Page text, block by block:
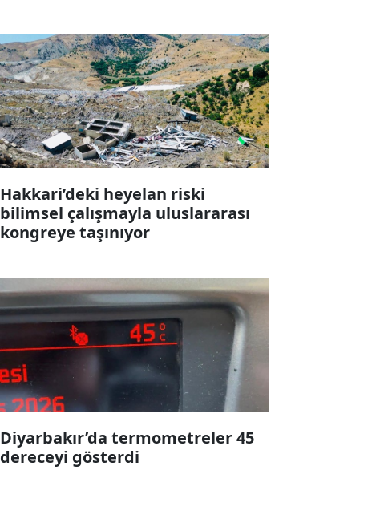
Hakkari’deki heyelan riski
bilimsel çalışmayla uluslararası
kongreye taşınıyor
Diyarbakır’da termometreler 45
dereceyi gösterdi